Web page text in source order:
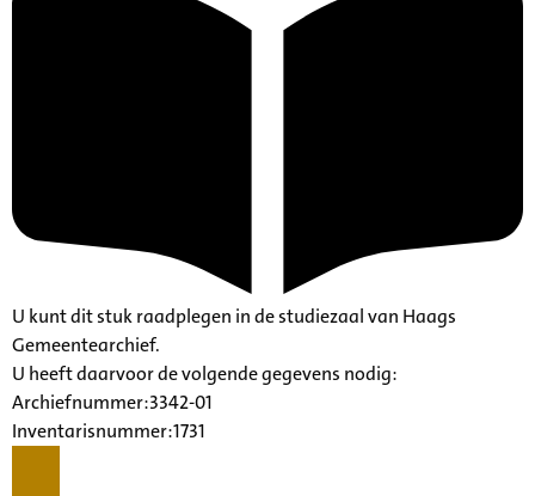
U kunt dit stuk raadplegen in de studiezaal van Haags
Gemeentearchief.
U heeft daarvoor de volgende gegevens nodig:
Archiefnummer:3342-01
Inventarisnummer:1731